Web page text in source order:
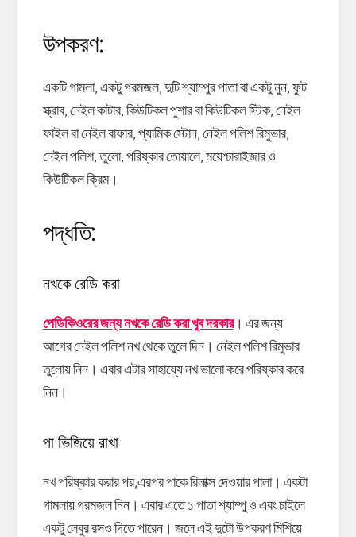
উপকরণ:
একটি গামলা, একটু গরমজল, দুটি শ্যাম্পুর পাতা বা একটু নুন, ফুট
স্ক্রাব, নেইল কাটার, কিউটিকল পুশার বা কিউটিকল স্টিক, নেইল
ফাইল বা নেইল বাফার, প্যামিক স্টোন, নেইল পলিশ রিমুভার,
নেইল পলিশ, তুলো, পরিষ্কার তোয়ালে, ময়েশ্চারাইজার ও
কিউটিকল ক্রিম।
পদ্ধতি:
নখকে রেডি করা
পেডিকিওরের জন্য নখকে রেডি করা খুব দরকার। এর জন্য
আগের নেইল পলিশ নখ থেকে তুলে দিন। নেইল পলিশ রিমুভার
তুলোয় নিন। এবার এটার সাহায্যে নখ ভালো করে পরিষ্কার করে
নিন।
পা ভিজিয়ে রাখা
নখ পরিষ্কার করার পর,এরপর পাকে রিলাক্স দেওয়ার পালা। একটা
গামলায় গরমজল নিন। এবার এতে ১ পাতা শ্যাম্পু ও এবং চাইলে
একটু লেবুর রসও দিতে পারেন। জলে এই দুটো উপকরণ মিশিয়ে